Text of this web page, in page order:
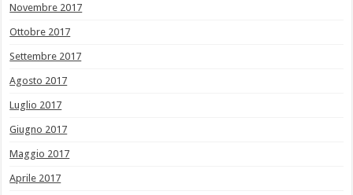
Novembre 2017
Ottobre 2017
Settembre 2017
Agosto 2017
Luglio 2017
Giugno 2017
Maggio 2017
Aprile 2017